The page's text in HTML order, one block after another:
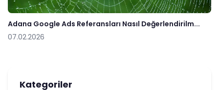
Adana Google Ads Referansları Nasıl Değerlendirilm...
07.02.2026
Kategoriler